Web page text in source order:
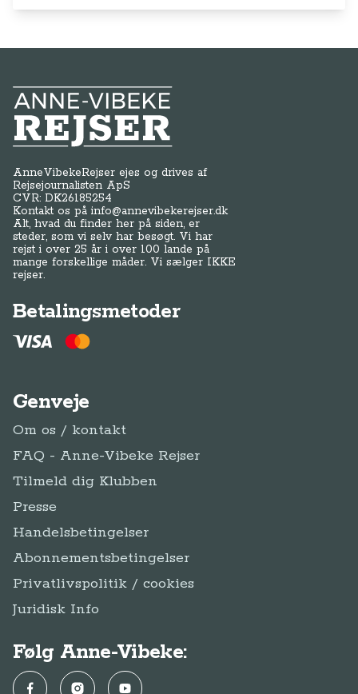
Anne-Vibeke Rejser
AnneVibekeRejser ejes og drives af
Rejsejournalisten ApS
CVR: DK26185254
Kontakt os påinfo@annevibekerejser.dk
Alt, hvad du finder her på siden, er
steder, som vi selv har besøgt. Vi har
rejst i over 25 år i over 100 lande på
mange forskellige måder. Vi sælger IKKE
rejser.
Betalingsmetoder
Genveje
Om os / kontakt
FAQ - Anne-Vibeke Rejser
Tilmeld dig Klubben
Presse
Handelsbetingelser
Abonnementsbetingelser
Privatlivspolitik / cookies
Juridisk Info
Følg Anne-Vibeke:
FacebookInstagramYouTube